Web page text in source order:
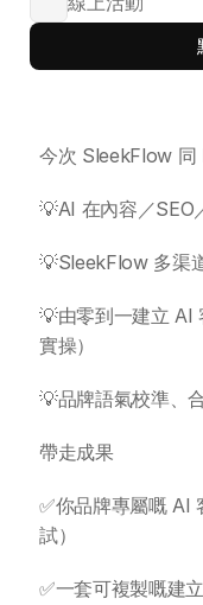
今次 SleekFlow 同
💡AI 在內容／SEO
💡SleekFlow 多渠
💡由零到一建立
實操）
💡品牌語氣校準、
帶走成果
✅你品牌專屬嘅 AI
試）
✅一套可複製嘅建
關於
AI 課程